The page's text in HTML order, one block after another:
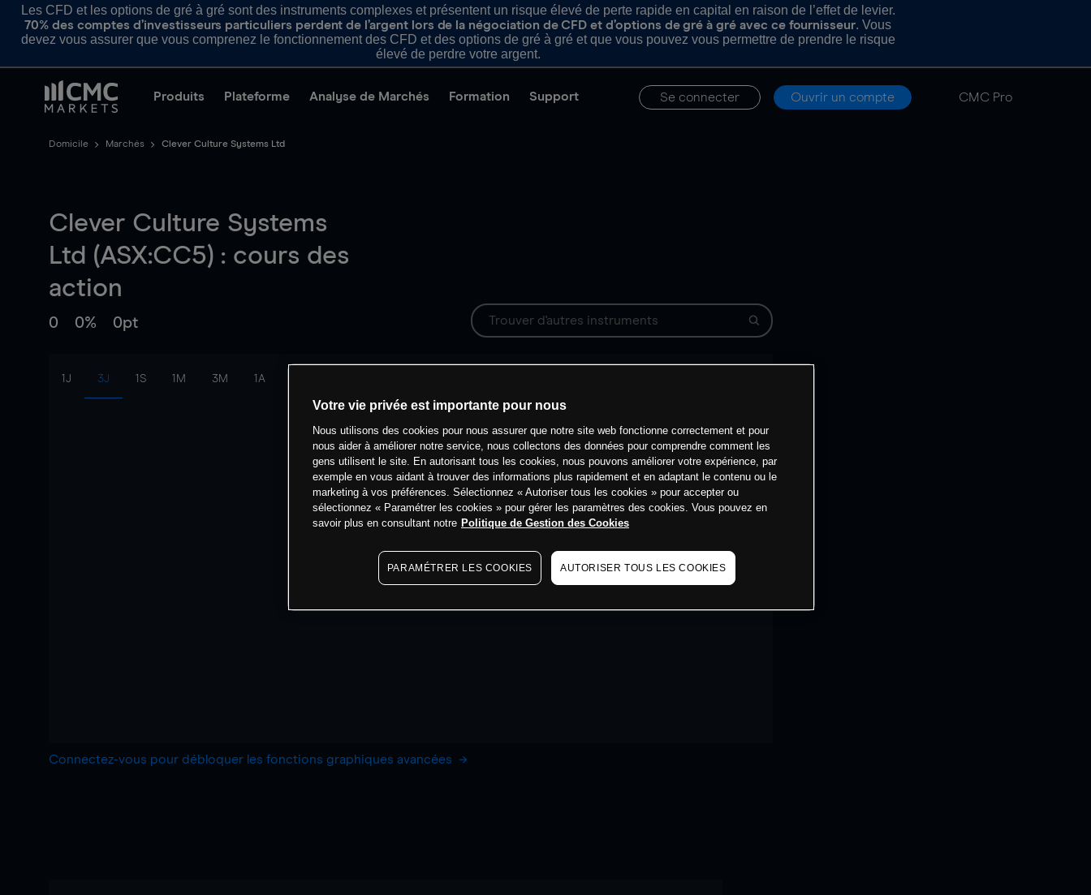
Les CFD et les options de gré à gré sont des instruments complexes et présentent un risque élevé de perte rapide en capital en raison de l’effet de levier.
70% des comptes d’investisseurs particuliers perdent de l’argent lors de la négociation de CFD et d’options de gré à gré avec ce fournisseur. Vous
devez vous assurer que vous comprenez le fonctionnement des CFD et des options de gré à gré et que vous pouvez vous permettre de prendre le risque
élevé de perdre votre argent.
Produits Plateforme Analyse de Marchés Formation Support Se connecter Ouvrir un compte CMC Pro
Domicile Marchés Clever Culture Systems Ltd
Clever Culture Systems
Ltd (ASX:CC5) : cours des
action
0 0% 0pt
1J 3J 1S 1M 3M 1A
Connectez-vous pour débloquer les fonctions graphiques avancées
Votre vie privée est importante pour nous
Nous utilisons des cookies pour nous assurer que notre site web fonctionne correctement et pour
nous aider à améliorer notre service, nous collectons des données pour comprendre comment les
gens utilisent le site. En autorisant tous les cookies, nous pouvons améliorer votre expérience, par
exemple en vous aidant à trouver des informations plus rapidement et en adaptant le contenu ou le
marketing à vos préférences. Sélectionnez « Autoriser tous les cookies » pour accepter ou
sélectionnez « Paramétrer les cookies » pour gérer les paramètres des cookies. Vous pouvez en
savoir plus en consultant notre Politique de Gestion des Cookies
PARAMÉTRER LES COOKIES AUTORISER TOUS LES COOKIES